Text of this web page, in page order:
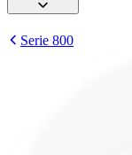
Serie 800